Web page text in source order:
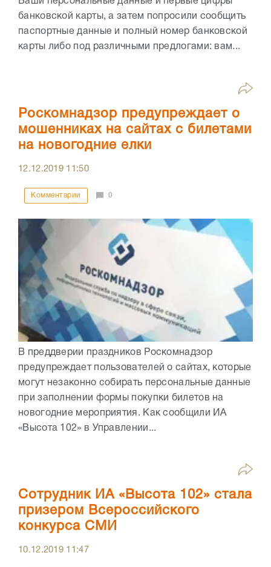
банковской карты, а затем попросили сообщить
паспортные данные и полный номер банковской
карты либо под различными предлогами: вам...
Роскомнадзор предупреждает о
мошенниках на сайтах с билетами
на новогодние елки
12.12.2019 11:50
Комментарии 0
В преддверии праздников Роскомнадзор
предупреждает пользователей о сайтах, которые
могут незаконно собирать персональные данные
при заполнении формы покупки билетов на
новогодние мероприятия. Как сообщили ИА
«Высота 102» в Управлении...
Сотрудник ИА «Высота 102» стала
призером Всероссийского
конкурса СМИ
10.12.2019 11:47